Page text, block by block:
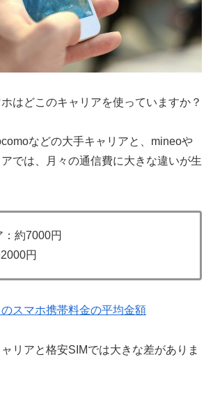
はどこのキャリアを使っていますか？
などの大手キャリアと、mineoや
では、月々の通信費に大きな違いが生
：約7000円
円
のスマホ携帯料金の平均金額
リアと格安SIMでは大きな差がありま